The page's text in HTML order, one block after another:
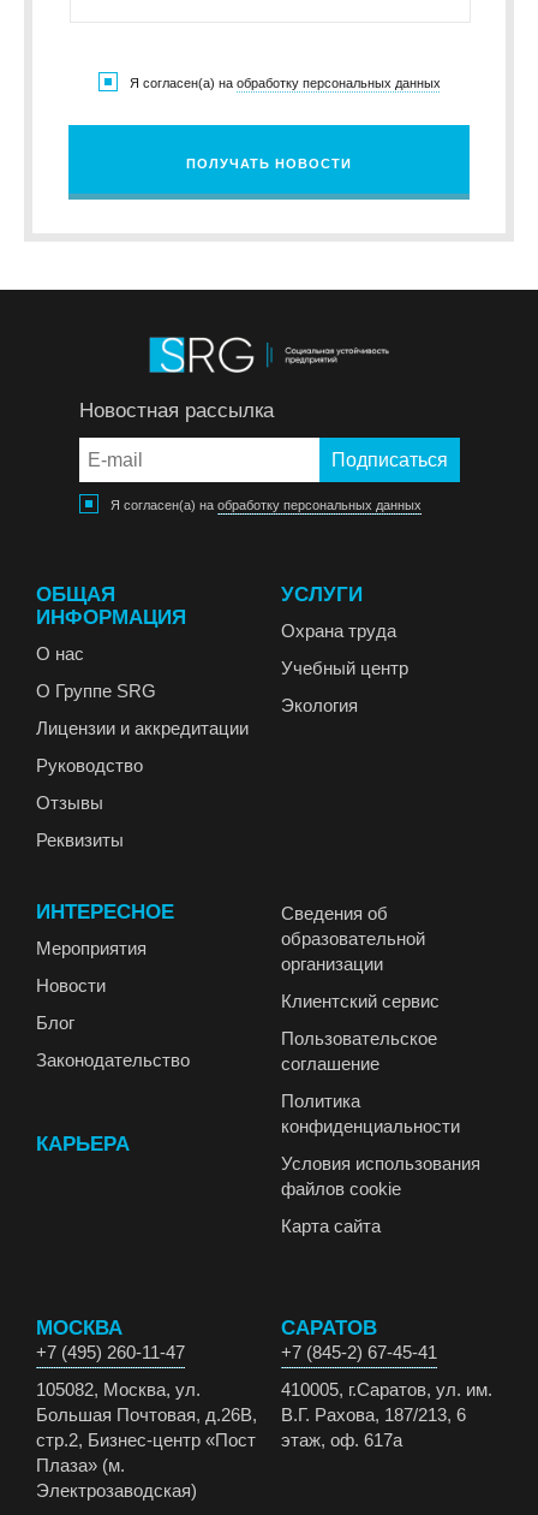
Я согласен(а) на обработку персональных данных
ПОЛУЧАТЬ НОВОСТИ
Новостная рассылка
Я согласен(а) на обработку персональных данных
ОБЩАЯ
ИНФОРМАЦИЯ
О нас
О Группе SRG
Лицензии и аккредитации
Руководство
Отзывы
Реквизиты
УСЛУГИ
Охрана труда
Учебный центр
Экология
ИНТЕРЕСНОЕ
Мероприятия
Новости
Блог
Законодательство
КАРЬЕРА
Сведения об
образовательной
организации
Клиентский сервис
Пользовательское
соглашение
Политика
конфиденциальности
Условия использования
файлов cookie
Карта сайта
МОСКВА
+7 (495) 260-11-47
105082, Москва, ул.
Большая Почтовая, д.26В,
стр.2, Бизнес-центр «Пост
Плаза» (м.
Электрозаводская)
САРАТОВ
+7 (845-2) 67-45-41
410005, г.Саратов, ул. им.
В.Г. Рахова, 187/213, 6
этаж, оф. 617а